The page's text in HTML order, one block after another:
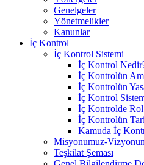
Genelgeler
Yönetmelikler
Kanunlar
İç Kontrol
İç Kontrol Sistemi
İç Kontrol
İç Kontrolün
İç Kontrolün
İç Kontrol
İç Kontrolde
İç Kontrolün
Kamuda İç
Misyonumuz-
Teşkilat Şeması